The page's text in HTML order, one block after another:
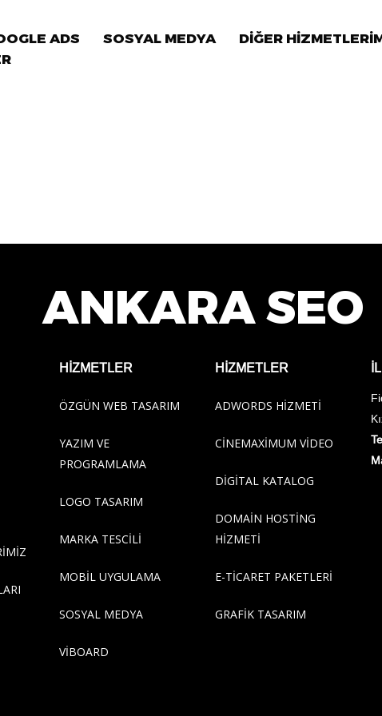
ADS SOSYAL MEDYA
DİĞER
ANKARA SEO
HİZMETLER
ÖZGÜN WEB TASARIM
YAZIM VE
PROGRAMLAMA
LOGO TASARIM
MARKA TESCILI
MOBIL UYGULAMA
SOSYAL MEDYA
VIBOARD
HİZMETLER
ADWORDS HIZMETI
CINEMAXIMUM VIDEO
DIGITAL KATALOG
DOMAIN HOSTING
HIZMETI
E-TICARET PAKETLERI
GRAFIK TASARIM